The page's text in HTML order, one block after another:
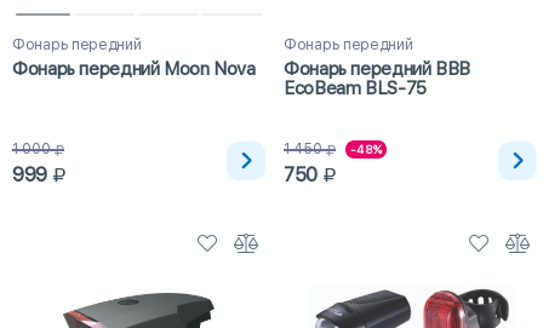
Фонарь передний
Фонарь передний Moon Nova
1 000
999
Фонарь передний
Фонарь передний BBB
EcoBeam BLS-75
1 450 -48%
750